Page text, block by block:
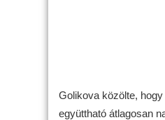
Golikova közölte,
együttható átlagosan